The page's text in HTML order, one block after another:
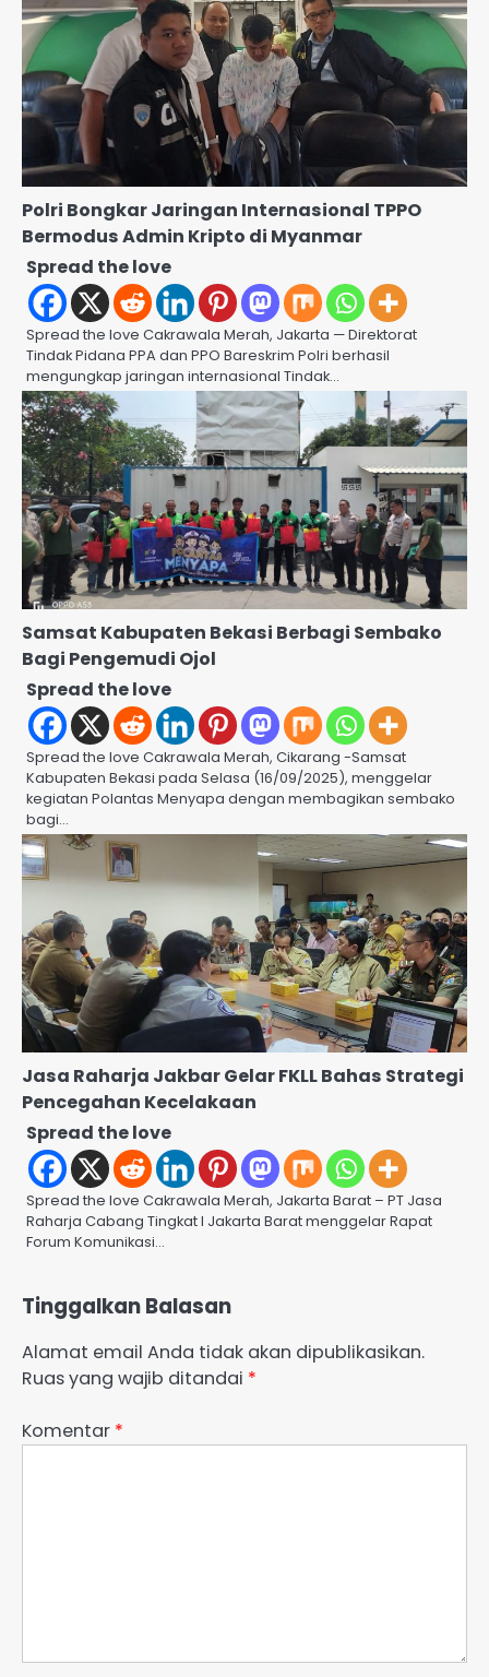
Polri Bongkar Jaringan Internasional TPPO
Bermodus Admin Kripto di Myanmar
Spread the love
Spread the love Cakrawala Merah, Jakarta — Direktorat
Tindak Pidana PPA dan PPO Bareskrim Polri berhasil
mengungkap jaringan internasional Tindak…
Samsat Kabupaten Bekasi Berbagi Sembako
Bagi Pengemudi Ojol
Spread the love
Spread the love Cakrawala Merah, Cikarang -Samsat
Kabupaten Bekasi pada Selasa (16/09/2025), menggelar
kegiatan Polantas Menyapa dengan membagikan sembako
bagi…
Jasa Raharja Jakbar Gelar FKLL Bahas Strategi
Pencegahan Kecelakaan
Spread the love
Spread the love Cakrawala Merah, Jakarta Barat – PT Jasa
Raharja Cabang Tingkat I Jakarta Barat menggelar Rapat
Forum Komunikasi…
Tinggalkan Balasan
Alamat email Anda tidak akan dipublikasikan.
Ruas yang wajib ditandai *
Komentar *